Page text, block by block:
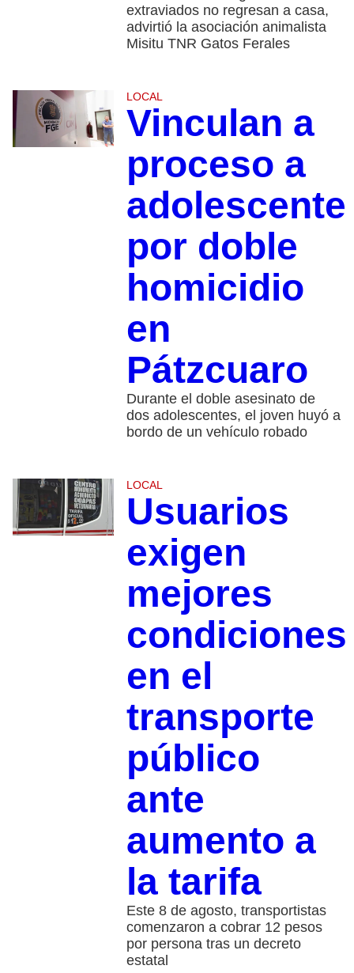
extraviados no regresan a casa,
advirtió la asociación animalista
Misitu TNR Gatos Ferales
LOCAL
Vinculan a
proceso a
adolescente
por doble
homicidio
en
Pátzcuaro
Durante el doble asesinato de
dos adolescentes, el joven huyó a
bordo de un vehículo robado
LOCAL
Usuarios
exigen
mejores
condiciones
en el
transporte
público
ante
aumento a
la tarifa
Este 8 de agosto, transportistas
comenzaron a cobrar 12 pesos
por persona tras un decreto
estatal